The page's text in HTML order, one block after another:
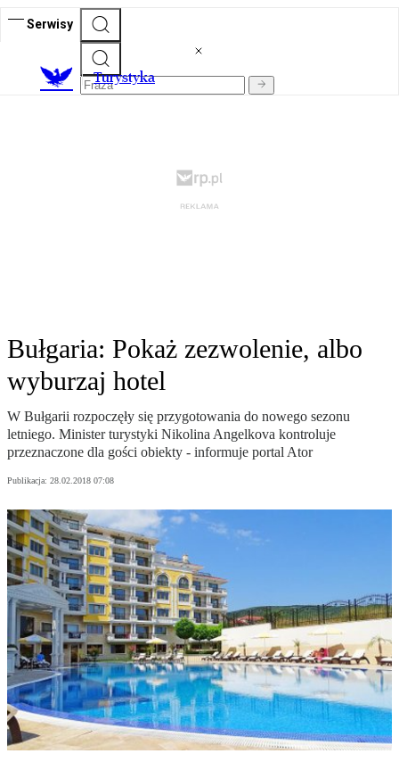
Serwisy
Turystyka
Bułgaria: Pokaż zezwolenie, albo
wyburzaj hotel
W Bułgarii rozpoczęły się przygotowania do nowego sezonu
letniego. Minister turystyki Nikolina Angelkova kontroluje
przeznaczone dla gości obiekty - informuje portal Ator
Publikacja: 28.02.2018 07:08